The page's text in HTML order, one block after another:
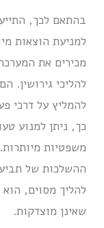
בהתאם לכך,
למניעת הוצאות
מכירים את
להליכי גירושין.
להמליץ על דרכי
כך, ניתן למנוע
משפטיות
ההשלכות של
להליך מסוים,
שאינן מוצדקות.